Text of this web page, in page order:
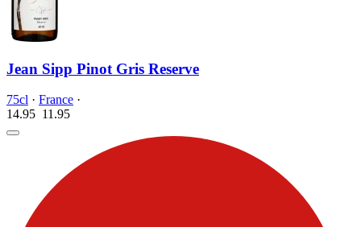
Jean Sipp Pinot Gris Reserve
75cl · France ·
14.95 11.95